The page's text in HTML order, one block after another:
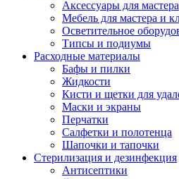
Аксессуары для мастера
Мебель для мастера и
Осветительное
Типсы и подиумы
Расходные материалы
Бафы и пилки
Жидкости
Кисти и щетки для
Маски и экраны
Перчатки
Салфетки и полотенца
Шапочки и тапочки
Стерилизация и дезинфекция
Антисептики